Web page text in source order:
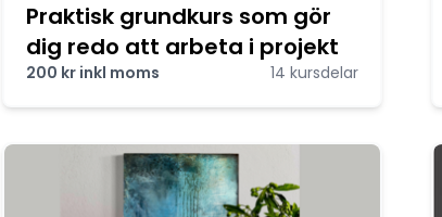
Praktisk grundkurs som gör
dig redo att arbeta i projekt
200 kr inkl moms 14 kursdelar